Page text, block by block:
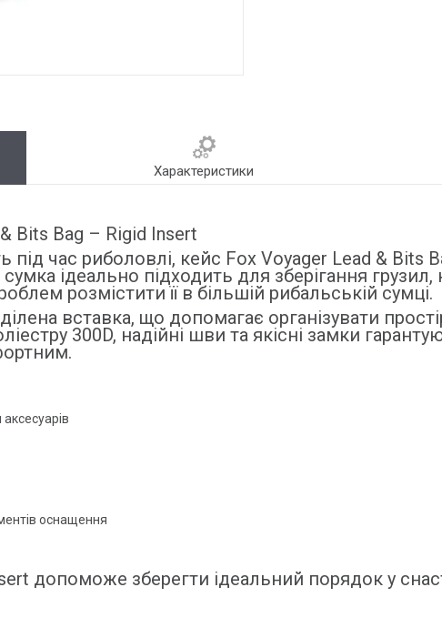
Характеристики
Bits Bag – Rigid Insert
під час риболовлі, кейс Fox Voyager Lead &
ідеально підходить для зберігання грузил,
розмістити її в більшій рибальській сумці.
вставка, що допомагає організувати
300D, надійні шви та якісні замки
оснащення
допоможе зберегти ідеальний порядок у